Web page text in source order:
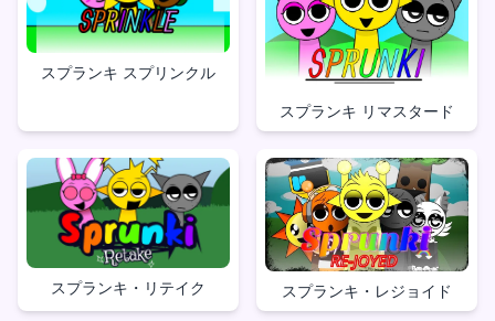
スプランキ スプリンクル
スプランキ リマスタード
スプランキ・リテイク スプランキ・レジョイド